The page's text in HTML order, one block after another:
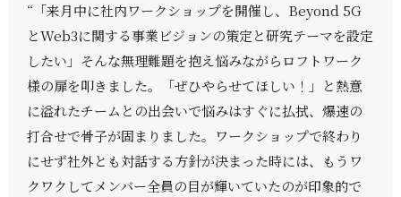
“「来月中に社内ワークショップを開催し、Beyond 5G
とWeb3に関する事業ビジョンの策定と研究テーマを設定
したい」そんな無理難題を抱え悩みながらロフトワーク
様の扉を叩きました。「ぜひやらせてほしい！」と熱意
に溢れたチームとの出会いで悩みはすぐに払拭、爆速の
打合せで骨子が固まりました。ワークショップで終わり
にせず社外とも対話する方針が決まった時には、もうワ
クワクしてメンバー全員の目が輝いていたのが印象的で